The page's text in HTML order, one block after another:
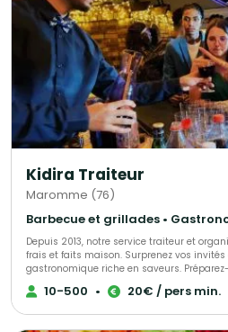
Culinaire du Monde Créole lui décerne le
5ème édition de la cérémonie à l'Hôtel de
Toques Françaises depuis le 29 mai
2021 et devient Déléguée des Outre-
de Cuisine d'Ile-de-France le 24 juin 2022.
sélectionnée par l'Unesco, marquant une
Kidira Traiteur
Maromme (76)
Depuis 2013, notre service traiteur et
frais et faits maison. Surprenez vos
gastronomique riche en saveurs.
inoubliable.
10-500 • 20€ / pers min.